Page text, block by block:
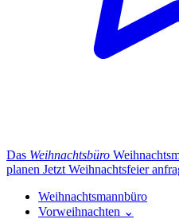
Das Weihnachtsbüro
planen Jetzt Weihnachtsfeier
Weihnachtsmannbüro
Vorweihnachten ⌄